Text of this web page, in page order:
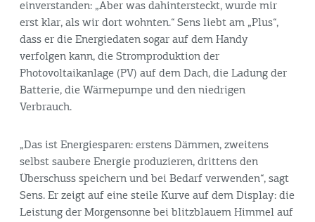
einverstanden: „Aber was dahintersteckt, wurde mir
erst klar, als wir dort wohnten.“ Sens liebt am „Plus“,
dass er die Energiedaten sogar auf dem Handy
verfolgen kann, die Stromproduktion der
Photovoltaikanlage (PV) auf dem Dach, die Ladung der
Batterie, die Wärmepumpe und den niedrigen
Verbrauch.
„Das ist Energiesparen: erstens Dämmen, zweitens
selbst saubere Energie produzieren, drittens den
Überschuss speichern und bei Bedarf verwenden“, sagt
Sens. Er zeigt auf eine steile Kurve auf dem Display: die
Leistung der Morgensonne bei blitzblauem Himmel auf